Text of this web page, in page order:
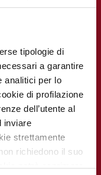
tipologie di
a garantire
analitici per lo
di profilazione
dell’utente al
inviare
strettamente
richiedono il suo
potrà esprimere
al
più
CAMPAGNE E
INIZIATIVE
Campagna
La settimana